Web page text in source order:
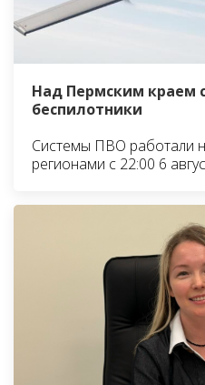
Над Пермским краем
беспилотники
Системы ПВО работали
регионами с 22:00 6